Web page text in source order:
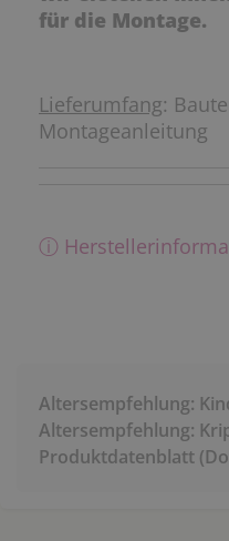
für die Montage.
Lieferumfang:
Montageanleitung
ⓘ
Altersempfehlung:
Altersempfehlung:
Produktdatenblatt